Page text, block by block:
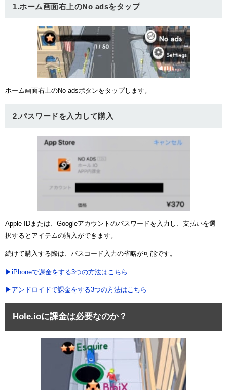
1.ホーム画面右上のNo adsをタップ
ホーム画面右上のNo adsボタンをタップします。
2.パスワードを入力して購入
Apple IDまたは、Googleアカウントのパスワードを入力し、支払いを選
択するとアイテムの購入ができます。
続けて購入する際は、パスコード入力の省略が可能です。
▶iPhoneで課金をする3つの方法はこちら
▶アンドロイドで課金をする3つの方法はこちら
Hole.ioに課金は必要なのか？